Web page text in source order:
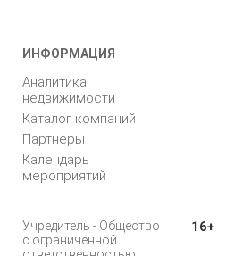
ИНФОРМАЦИЯ
Аналитика
недвижимости
Каталог компаний
Партнеры
Календарь
мероприятий
Учредитель - Общество
с ограниченной
16+